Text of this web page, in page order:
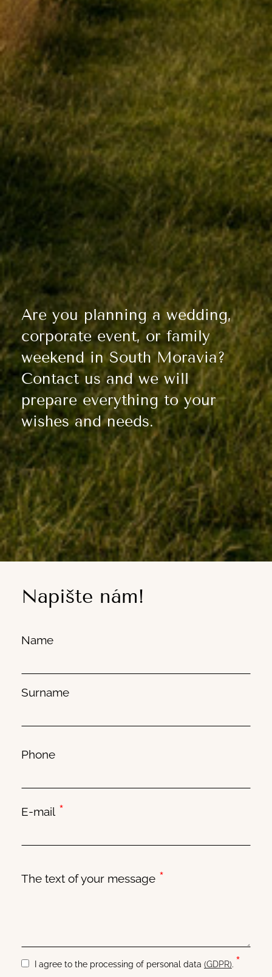
Are you planning a wedding,
corporate event, or family
weekend in South Moravia?
Contact us and we will
prepare everything to your
wishes and needs.
Napište nám!
Name
Name
Surname
Phone
E-mail *
The text of your message *
Consent
I agree to the processing of personal data (GDPR). *